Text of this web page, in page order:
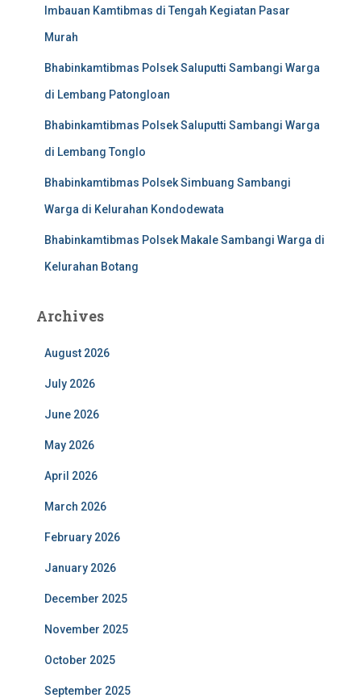
Imbauan Kamtibmas di Tengah Kegiatan Pasar
Murah
Bhabinkamtibmas Polsek Saluputti Sambangi Warga
di Lembang Patongloan
Bhabinkamtibmas Polsek Saluputti Sambangi Warga
di Lembang Tonglo
Bhabinkamtibmas Polsek Simbuang Sambangi
Warga di Kelurahan Kondodewata
Bhabinkamtibmas Polsek Makale Sambangi Warga di
Kelurahan Botang
Archives
August 2026
July 2026
June 2026
May 2026
April 2026
March 2026
February 2026
January 2026
December 2025
November 2025
October 2025
September 2025